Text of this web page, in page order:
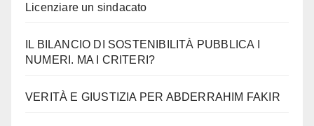
Licenziare un sindacato
IL BILANCIO DI SOSTENIBILITÀ PUBBLICA I
NUMERI. MA I CRITERI?
VERITÀ E GIUSTIZIA PER ABDERRAHIM FAKIR